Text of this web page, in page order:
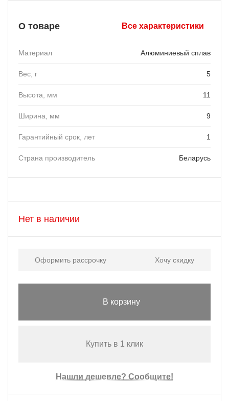
О товаре Все характеристики
Материал Алюминиевый сплав
Вес, г 5
Высота, мм 11
Ширина, мм 9
Гарантийный срок, лет 1
Страна производитель Беларусь
Нет в наличии
Оформить рассрочку Хочу скидку
В корзину
Купить в 1 клик
Нашли дешевле? Сообщите!